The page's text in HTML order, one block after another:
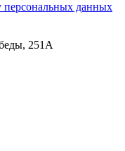
персональных данных
251А